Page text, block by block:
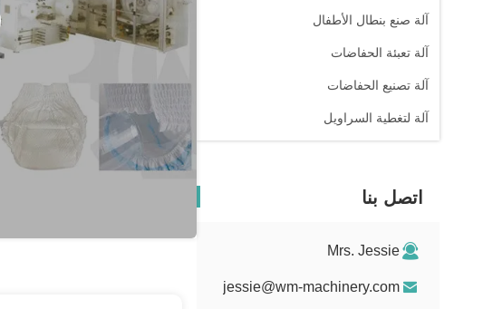
آلة صنع بنطال الأطفال
آلة تعبئة الحفاضات
آلة تصنيع الحفاضات
آلة لتغطية السراويل
اتصل بنا
Mrs. Jessie
jessie@wm-machinery.com